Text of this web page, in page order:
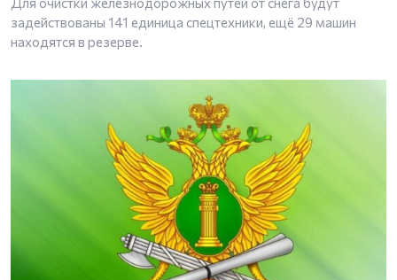
задействованы 141 единица спецтехники, ещё 29 машин
находятся в резерве.